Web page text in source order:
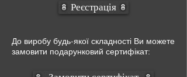
Реєстрація
До виробу будь-якої складності Ви можете
замовити подарунковий сертифікат: